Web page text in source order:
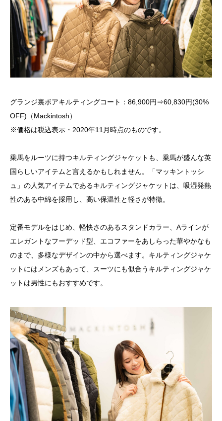
グランジ裏ボアキルティングコート：86,900円⇒60,830円(30%
OFF)（Mackintosh）
※価格は税込表示・2020年11月時点のものです。
乗馬をルーツに持つキルティングジャケットも、乗馬が盛んな英
国らしいアイテムと言えるかもしれません。「マッキントッシ
ュ」の人気アイテムであるキルティングジャケットは、吸湿発熱
性のある中綿を採用し、高い保温性と軽さが特徴。
定番モデルをはじめ、軽快さのあるスタンドカラー、Aラインが
エレガントなフーデッド型、エコファーをあしらった華やかなも
のまで、多様なデザインの中から選べます。キルティングジャケ
ットにはメンズもあって、スーツにも似合うキルティングジャケ
ットは男性にもおすすめです。